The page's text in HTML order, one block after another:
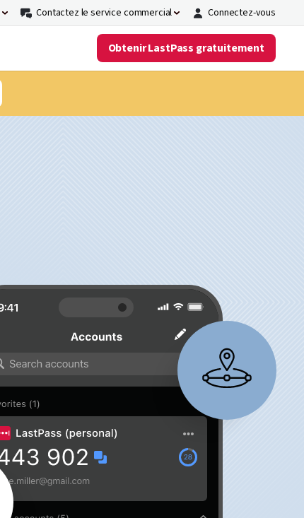
Contactez le service commercial Connectez-vous
Obtenir LastPass gratuitement